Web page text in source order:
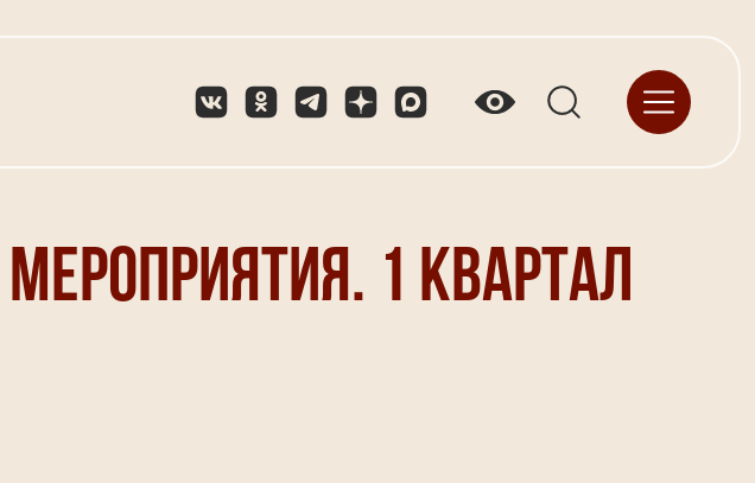
1 квартал